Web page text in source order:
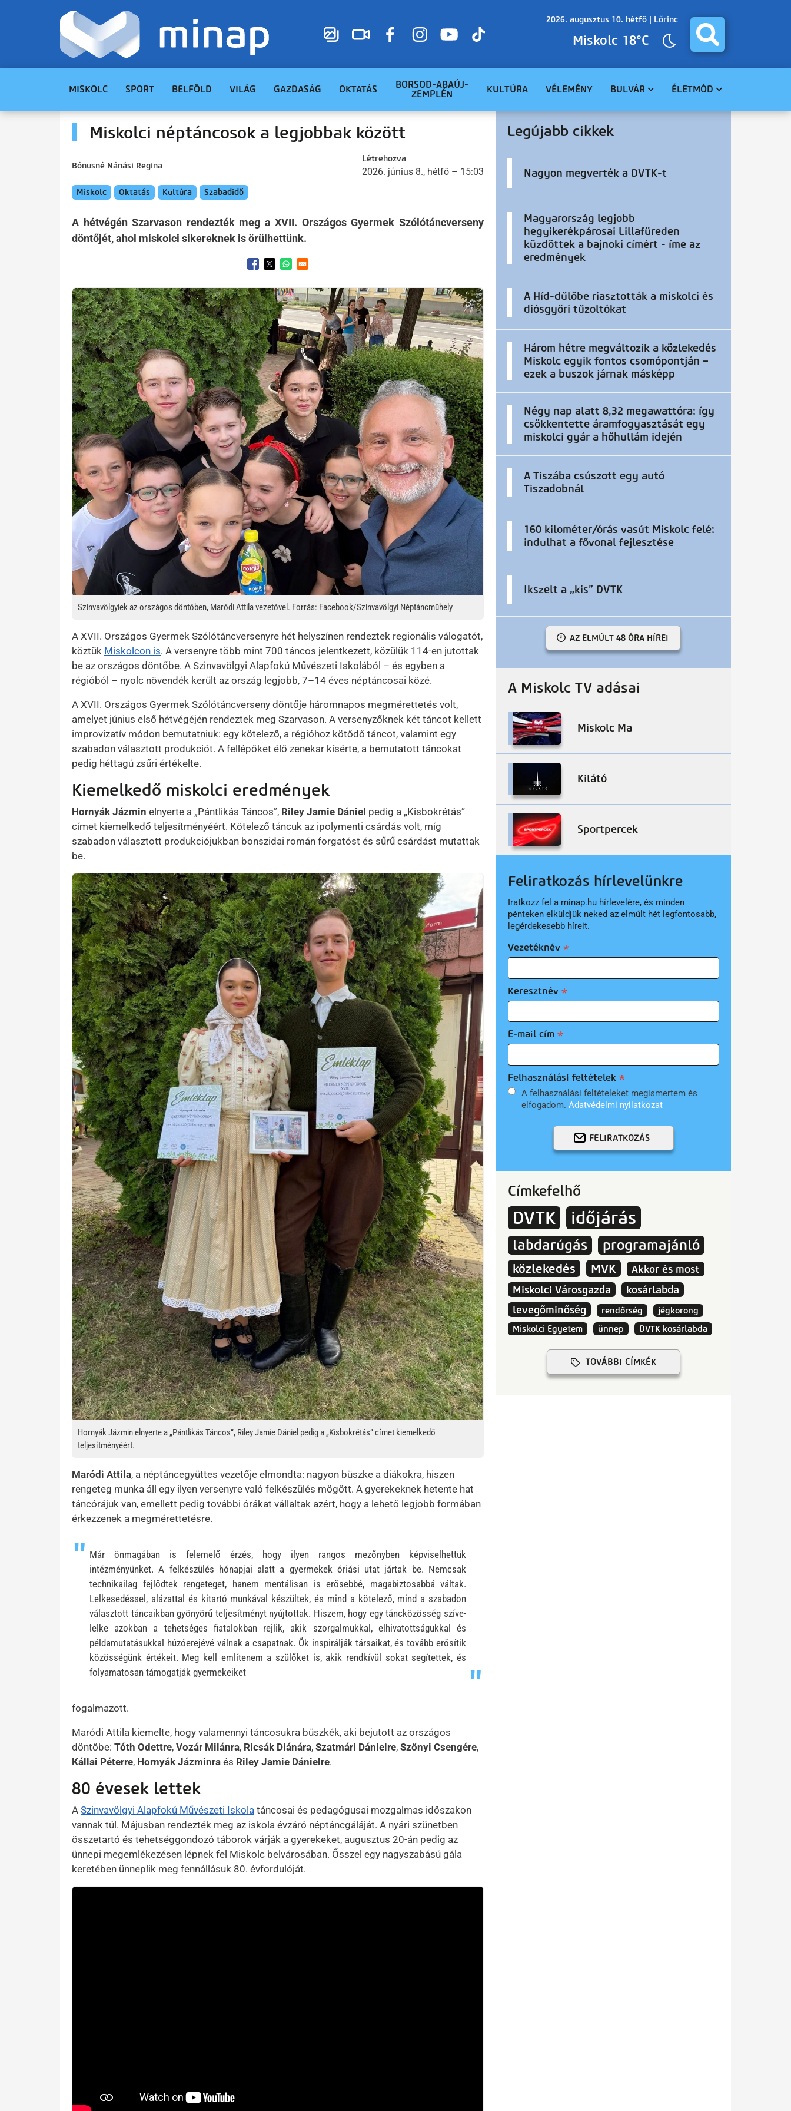
2026. augusztus 10. hétfő | Lőrinc
Miskolc 18°C
MISKOLC SPORT BELFÖLD VILÁG GAZDASÁG OKTATÁS
BORSOD-ABAÚJ-
ZEMPLÉN
KULTÚRA VÉLEMÉNY BULVÁR
BALESET
BŰNÜGY
CELEBHÍREK
ÉLETMÓD
GASZTRO
Miskolci néptáncosok a legjobbak között
Bónusné Nánási Regina
Létrehozva
2026. június 8., hétfő – 15:03
Miskolc Oktatás Kultúra Szabadidő
A hétvégén Szarvason rendezték meg a XVII. Országos Gyermek Szólótáncverseny
döntőjét, ahol miskolci sikereknek is örülhettünk.
Opens in a new window
Opens in a new window
Opens in a new window
Kép
Szinvavölgyiek az országos döntőben, Maródi Attila vezetővel. Forrás: Facebook/Szinvavölgyi Néptáncműhely
A XVII. Országos Gyermek Szólótáncversenyre hét helyszínen rendeztek regionális válogatót,
köztük Miskolcon is. A versenyre több mint 700 táncos jelentkezett, közülük 114-en jutottak
be az országos döntőbe. A Szinvavölgyi Alapfokú Művészeti Iskolából – és egyben a
régióból – nyolc növendék került az ország legjobb, 7–14 éves néptáncosai közé.
A XVII. Országos Gyermek Szólótáncverseny döntője háromnapos megmérettetés volt,
amelyet június első hétvégéjén rendeztek meg Szarvason. A versenyzőknek két táncot kellett
improvizatív módon bemutatniuk: egy kötelező, a régióhoz kötődő táncot, valamint egy
szabadon választott produkciót. A fellépőket élő zenekar kísérte, a bemutatott táncokat
pedig héttagú zsűri értékelte.
Kiemelkedő miskolci eredmények
Hornyák Jázmin elnyerte a „Pántlikás Táncos”, Riley Jamie Dániel pedig a „Kisbokrétás”
címet kiemelkedő teljesítményéért. Kötelező táncuk az ipolymenti csárdás volt, míg
szabadon választott produkciójukban bonszidai román forgatóst és sűrű csárdást mutattak
be.
Kép
Hornyák Jázmin elnyerte a „Pántlikás Táncos”, Riley Jamie Dániel pedig a „Kisbokrétás” címet kiemelkedő
teljesítményéért.
Maródi Attila, a néptáncegyüttes vezetője elmondta: nagyon büszke a diákokra, hiszen
rengeteg munka áll egy ilyen versenyre való felkészülés mögött. A gyerekeknek hetente hat
táncórájuk van, emellett pedig további órákat vállaltak azért, hogy a lehető legjobb formában
érkezzenek a megmérettetésre.
Már önmagában is felemelő érzés, hogy ilyen rangos mezőnyben képviselhettük
intézményünket. A felkészülés hónapjai alatt a gyermekek óriási utat jártak be. Nemcsak
technikailag fejlődtek rengeteget, hanem mentálisan is erősebbé, magabiztosabbá váltak.
Lelkesedéssel, alázattal és kitartó munkával készültek, és mind a kötelező, mind a szabadon
választott táncaikban gyönyörű teljesítményt nyújtottak. Hiszem, hogy egy táncközösség szíve-
lelke azokban a tehetséges fiatalokban rejlik, akik szorgalmukkal, elhivatottságukkal és
példamutatásukkal húzóerejévé válnak a csapatnak. Ők inspirálják társaikat, és tovább erősítik
közösségünk értékeit. Meg kell említenem a szülőket is, akik rendkívül sokat segítettek, és
folyamatosan támogatják gyermekeiket
fogalmazott.
Maródi Attila kiemelte, hogy valamennyi táncosukra büszkék, aki bejutott az országos
döntőbe: Tóth Odettre, Vozár Milánra, Ricsák Diánára, Szatmári Dánielre, Szőnyi Csengére,
Kállai Péterre, Hornyák Jázminra és Riley Jamie Dánielre.
80 évesek lettek
A Szinvavölgyi Alapfokú Művészeti Iskola táncosai és pedagógusai mozgalmas időszakon
vannak túl. Májusban rendezték meg az iskola évzáró néptáncgáláját. A nyári szünetben
összetartó és tehetséggondozó táborok várják a gyerekeket, augusztus 20-án pedig az
ünnepi megemlékezésen lépnek fel Miskolc belvárosában. Ősszel egy nagyszabású gála
keretében ünneplik meg fennállásuk 80. évfordulóját.
Legújabb cikkek
Nagyon megverték a DVTK-t
Magyarország legjobb
hegyikerékpárosai Lillafüreden
küzdöttek a bajnoki címért - íme az
eredmények
A Híd-dűlőbe riasztották a miskolci és
diósgyőri tűzoltókat
Három hétre megváltozik a közlekedés
Miskolc egyik fontos csomópontján –
ezek a buszok járnak másképp
Négy nap alatt 8,32 megawattóra: így
csökkentette áramfogyasztását egy
miskolci gyár a hőhullám idején
A Tiszába csúszott egy autó
Tiszadobnál
160 kilométer/órás vasút Miskolc felé:
indulhat a fővonal fejlesztése
Ikszelt a „kis” DVTK
AZ ELMÚLT 48 ÓRA HÍREI
A Miskolc TV adásai
Miskolc Ma
Kilátó
Sportpercek
Feliratkozás hírlevelünkre
Iratkozz fel a minap.hu hírlevelére, és minden
pénteken elküldjük neked az elmúlt hét legfontosabb,
legérdekesebb híreit.
Vezetéknév
Keresztnév
E-mail cím
Felhasználási feltételek
A felhasználási feltételeket megismertem és
elfogadom. Adatvédelmi nyilatkozat
FELIRATKOZÁS
Címkefelhő
DVTK időjárás
labdarúgás programajánló
közlekedés MVK
Akkor és most
Miskolci Városgazda
kosárlabda
levegőminőség
rendőrség
jégkorong
Miskolci Egyetem
ünnep DVTK kosárlabda
TOVÁBBI CÍMKÉK